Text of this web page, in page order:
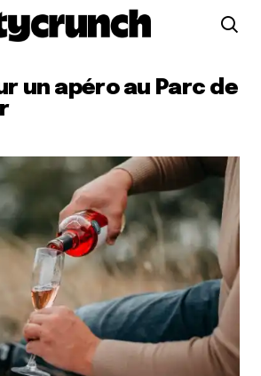
un apéro au Parc de